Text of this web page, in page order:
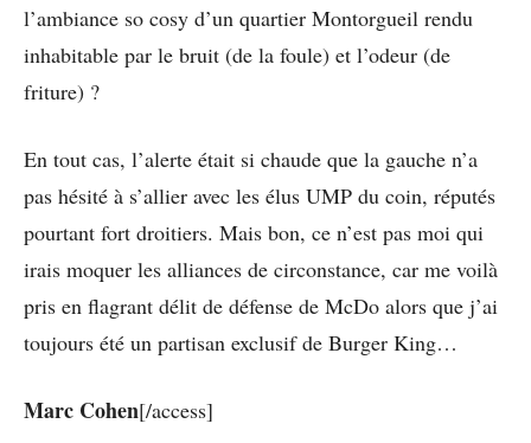
l’ambiance so cosy d’un quartier Montorgueil rendu
inhabitable par le bruit (de la foule) et l’odeur (de
friture) ?
En tout cas, l’alerte était si chaude que la gauche n’a
pas hésité à s’allier avec les élus UMP du coin, réputés
pourtant fort droitiers. Mais bon, ce n’est pas moi qui
irais moquer les alliances de circonstance, car me voilà
pris en flagrant délit de défense de McDo alors que j’ai
toujours été un partisan exclusif de Burger King…
Marc Cohen[/access]